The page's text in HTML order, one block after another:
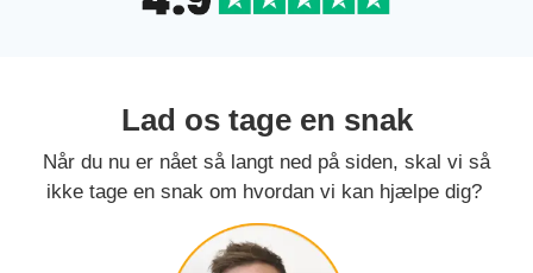
Lad os tage en snak
Når du nu er nået så langt ned på siden, skal vi så
ikke tage en snak om hvordan vi kan hjælpe dig?